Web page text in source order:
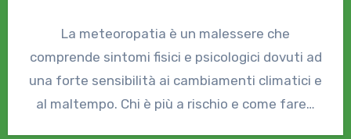
La meteoropatia è un malessere che
comprende sintomi fisici e psicologici dovuti ad
una forte sensibilità ai cambiamenti climatici e
al maltempo. Chi è più a rischio e come fare…